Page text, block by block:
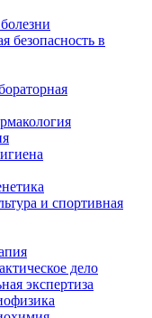
безопасность в
и спортивная
дело
экспертиза